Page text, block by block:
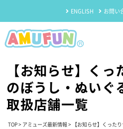
ENGLISH お問い
【お知らせ】くっ
のぼうし・ぬいぐ
取扱店舗一覧
TOP> アミューズ最新情報> 【お知らせ】くった